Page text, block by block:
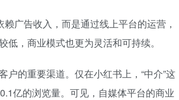
广告收入，而是通过线上平台的运营，
，商业模式也更为灵活和可持续。
的重要渠道。仅在小红书上，“中介”这
亿的浏览量。可见，自媒体平台的商业